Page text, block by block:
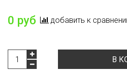
0 руб добавить к
В